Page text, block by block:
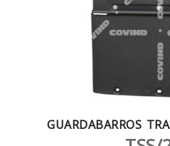
GUARDABARROS